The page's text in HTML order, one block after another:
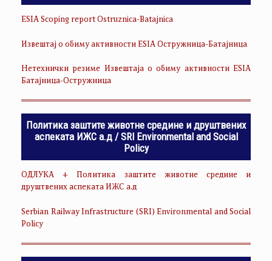
ESIA Scoping report Ostruznica-Batajnica
Извештај о обиму активности ESIA Остружница-Батајница
Нетехнички резиме Извештаја о обиму активности ESIA
Батајница-Остружница
Политика заштите животне средине и друштвених
аспеката ИЖС а.д / SRI Environmental and Social
Policy
ОДЛУКА + Политика заштите животне средине и
друштвених аспеката ИЖС а.д
Serbian Railway Infrastructure (SRI) Environmental and Social
Policy